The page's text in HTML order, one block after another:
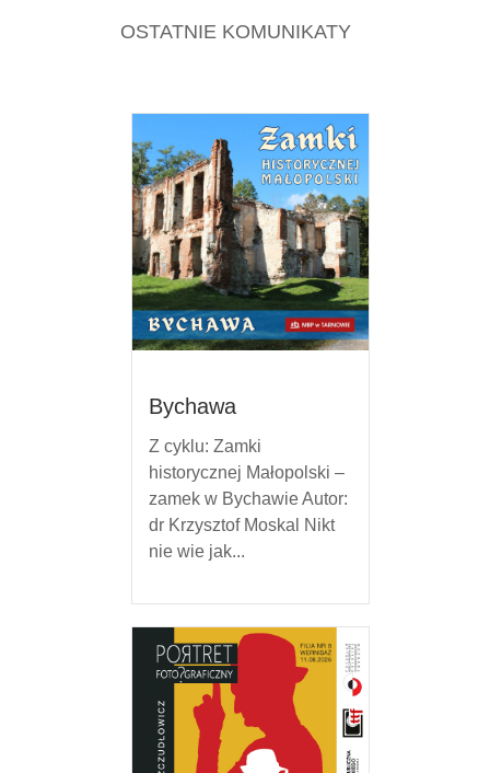
OSTATNIE KOMUNIKATY
Bychawa
Z cyklu: Zamki
historycznej Małopolski –
zamek w Bychawie Autor:
dr Krzysztof Moskal Nikt
nie wie jak...